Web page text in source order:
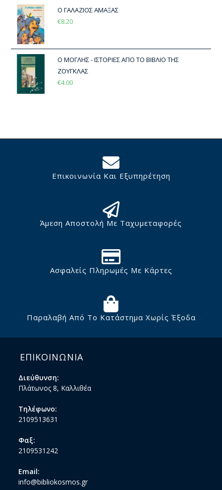
Ο ΓΑΛΑΖΙΟΣ ΑΜΑΞΑΣ
€8.20
Ο ΜΟΓΛΗΣ - ΙΣΤΟΡΙΕΣ ΑΠΟ ΤΟ ΒΙΒΛΙΟ ΤΗΣ
ΖΟΥΓΚΛΑΣ
€4.00
Επικοινωνία Και Εξυπηρέτηση
Άμεση Αποστολή Με Ταχυμεταφορές
Ασφαλείς Πληρωμές Με Κάρτες
Παραλαβή Από Το Κατάστημα Χωρίς Έξοδα
ΕΠΙΚΟΙΝΩΝΙΑ
Διεύθυνση:
Πλάτωνος 8, Καλλιθέα
Τηλέφωνο:
2109513631
Φαξ:
2109531242
Email:
info@bibliokosmos.gr